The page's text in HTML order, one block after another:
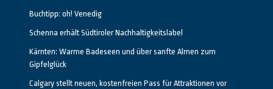
Buchtipp: oh! Venedig
Schenna erhält Südtiroler Nachhaltigkeitslabel
Kärnten: Warme Badeseen und über sanfte Almen zum
Gipfelglück
Calgary stellt neuen, kostenfreien Pass für Attraktionen vor